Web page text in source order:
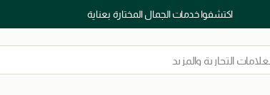
اكتشفوا خدمات الجمال المختارة بعناية